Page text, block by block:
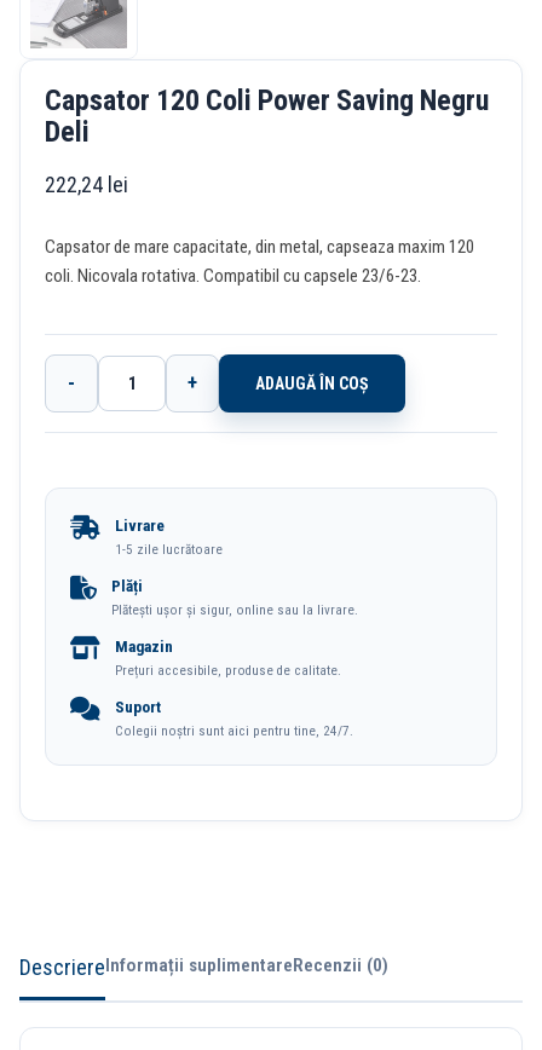
Capsator 120 Coli Power Saving Negru
Deli
222,24 lei
Capsator de mare capacitate, din metal, capseaza maxim 120
coli. Nicovala rotativa. Compatibil cu capsele 23/6-23.
Cantitate
Capsator
Power
Saving
Deli
- + ADAUGĂ ÎN COȘ
Livrare
1-5 zile lucrătoare
Plăți
Plătești ușor și sigur, online sau la livrare.
Magazin
Prețuri accesibile, produse de calitate.
Suport
Colegii noștri sunt aici pentru tine, 24/7.
DescriereInformații suplimentareRecenzii (0)